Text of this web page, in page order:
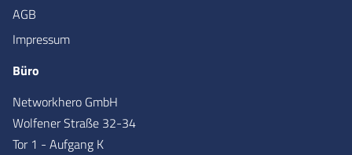
AGB
Impressum
Büro
Networkhero GmbH
Wolfener Straße 32-34
Tor 1 - Aufgang K